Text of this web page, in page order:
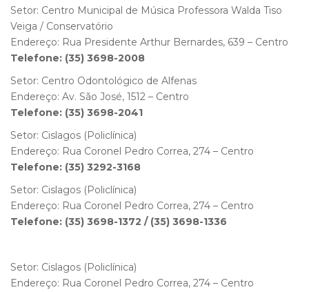
Setor: Centro Municipal de Música Professora Walda Tiso
Veiga / Conservatório
Endereço: Rua Presidente Arthur Bernardes, 639 – Centro
Telefone: (35) 3698-2008
Setor: Centro Odontológico de Alfenas
Endereço: Av. São José, 1512 – Centro
Telefone: (35) 3698-2041
Setor: Cislagos (Policlínica)
Endereço: Rua Coronel Pedro Correa, 274 – Centro
Telefone: (35) 3292-3168
Setor: Cislagos (Policlínica)
Endereço: Rua Coronel Pedro Correa, 274 – Centro
Telefone: (35) 3698-1372 / (35) 3698-1336
Setor: Cislagos (Policlínica)
Endereço: Rua Coronel Pedro Correa, 274 – Centro